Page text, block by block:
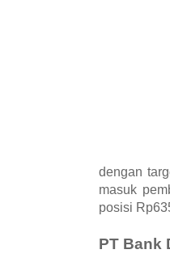
dengan
masuk
posisi
PT Bank